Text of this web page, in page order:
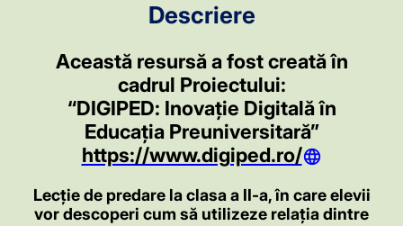
Descriere
Această resursă a fost creată în
cadrul Proiectului:
“DIGIPED: Inovație Digitală în
Educația Preuniversitară”
https://www.digiped.ro/
Lecție de predare la clasa a II-a, în care elevii
vor descoperi cum să utilizeze relația dintre